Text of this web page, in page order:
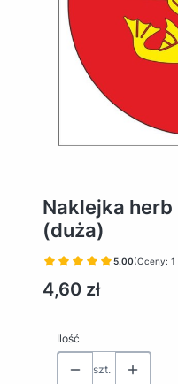
Naklejka herb
(duża)
5.00(Oceny: 1
Cena
4,60 zł
Ilość
szt.